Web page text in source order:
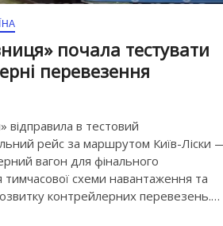
почала тестувати
перевезення
відправила в тестовий
рейс за маршрутом Київ-Ліски
вагон для фінального
схеми навантаження та
контрейлерних перевезень.…